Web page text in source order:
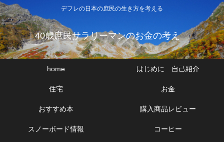
デフレの日本の庶民の生き方を考える
40歳庶民サラリーマンのお金の考え
home はじめに 自己紹介
住宅 お金
おすすめ本 購入商品レビュー
スノーボード情報 コーヒー